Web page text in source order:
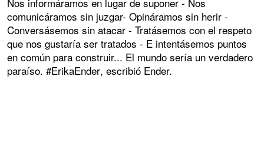
comunicáramos sin juzgar- Opináramos sin herir -
Conversásemos sin atacar - Tratásemos con el respeto
que nos gustaría ser tratados - E intentásemos puntos
en común para construir... El mundo sería un verdadero
paraíso. #ErikaEnder, escribió Ender.